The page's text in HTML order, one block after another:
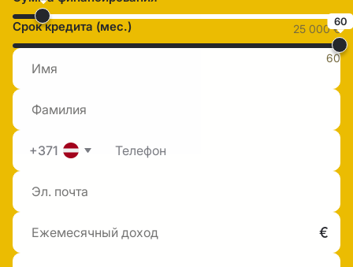
25 000 €
Срок кредита (мес.) 60
60
+371